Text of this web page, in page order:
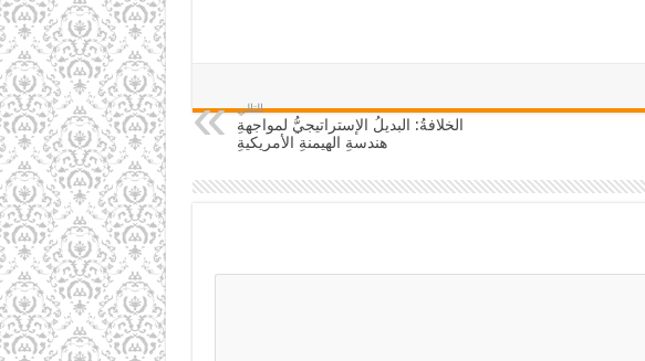
التالي
الخلافةُ: البديلُ الإستراتيجيُّ لمواجهةِ
هندسةِ الهيمنةِ الأمريكيةِ